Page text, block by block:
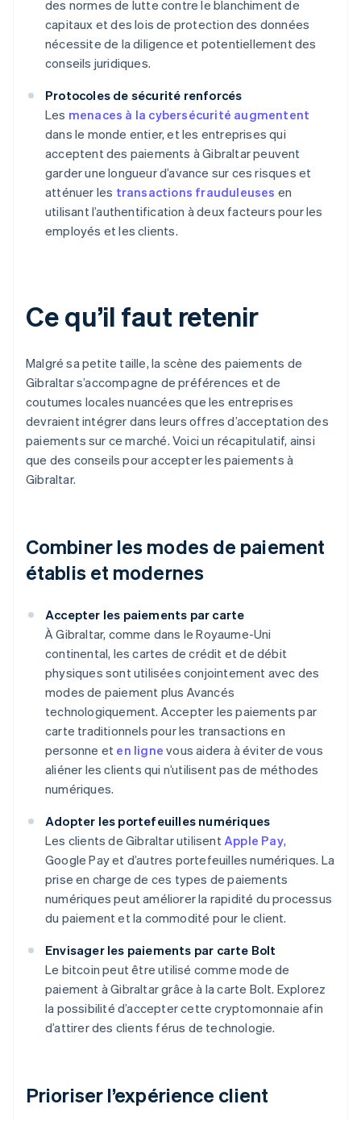
des normes de lutte contre le blanchiment de
capitaux et des lois de protection des données
nécessite de la diligence et potentiellement des
conseils juridiques.
Protocoles de sécurité renforcés
Les menaces à la cybersécurité augmentent
dans le monde entier, et les entreprises qui
acceptent des paiements à Gibraltar peuvent
garder une longueur d’avance sur ces risques et
atténuer les transactions frauduleuses en
utilisant l’authentification à deux facteurs pour les
employés et les clients.
Ce qu’il faut retenir
Malgré sa petite taille, la scène des paiements de
Gibraltar s’accompagne de préférences et de
coutumes locales nuancées que les entreprises
devraient intégrer dans leurs offres d’acceptation des
paiements sur ce marché. Voici un récapitulatif, ainsi
que des conseils pour accepter les paiements à
Gibraltar.
Combiner les modes de paiement
établis et modernes
Accepter les paiements par carte
À Gibraltar, comme dans le Royaume-Uni
continental, les cartes de crédit et de débit
physiques sont utilisées conjointement avec des
modes de paiement plus Avancés
technologiquement. Accepter les paiements par
carte traditionnels pour les transactions en
personne et en ligne vous aidera à éviter de vous
aliéner les clients qui n’utilisent pas de méthodes
numériques.
Adopter les portefeuilles numériques
Les clients de Gibraltar utilisentApple Pay,
Google Pay et d’autres portefeuilles numériques. La
prise en charge de ces types de paiements
numériques peut améliorer la rapidité du processus
du paiement et la commodité pour le client.
Envisager les paiements par carte Bolt
Le bitcoin peut être utilisé comme mode de
paiement à Gibraltar grâce à la carte Bolt. Explorez
la possibilité d’accepter cette cryptomonnaie afin
d’attirer des clients férus de technologie.
Prioriser l’expérience client